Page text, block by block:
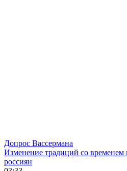
Допрос Вассермана
Изменение традиций со
россиян